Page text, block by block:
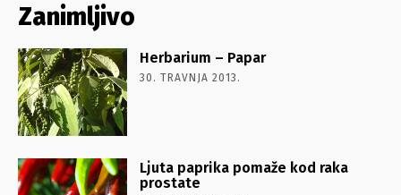
Zanimljivo
Herbarium – Papar
30. TRAVNJA 2013.
Ljuta paprika pomaže kod raka
prostate